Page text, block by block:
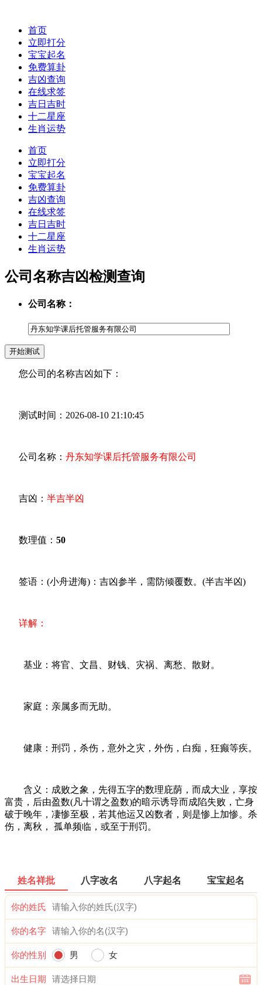
首页
立即打分
宝宝起名
免费算卦
吉凶查询
在线求签
吉日吉时
十二星座
生肖运势
首页
立即打分
宝宝起名
免费算卦
吉凶查询
在线求签
吉日吉时
十二星座
生肖运势
公司名称吉凶检测查询
公司名称：
您公司的名称吉凶如下：
测试时间：2026-08-10 21:10:45
公司名称： 丹东知学课后托管服务有限公司
吉凶： 半吉半凶
数理值： 50
签语：(小舟进海)：吉凶参半，需防倾覆数。(半吉半凶)
详解：
基业：将官、文昌、财钱、灾祸、离愁、散财。
家庭：亲属多而无助。
健康：刑罚，杀伤，意外之灾，外伤，白痴，狂癫等疾。
含义：成败之象，先得五字的数理庇荫，而成大业，享按
富贵，后由盈数(凡十谓之盈数)的暗示诱导而成陷失败，亡身
破于晚年，凄惨至极，若其他运又凶数者，则是惨上加惨。杀
伤，离秋， 孤单频临，或至于刑罚。
姓名祥批 八字改名 八字起名 宝宝起名
你的姓氏
你的名字
你的性别 男 女
出生日期